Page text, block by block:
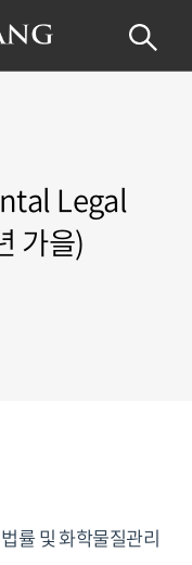
Legal
가을)
률 및 화학물질관리